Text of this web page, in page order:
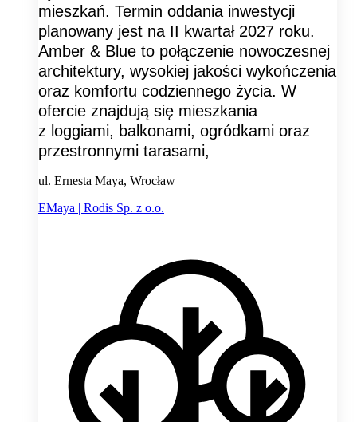
mieszkań. Termin oddania inwestycji
planowany jest na II kwartał 2027 roku.
Amber & Blue to połączenie nowoczesnej
architektury, wysokiej jakości wykończenia
oraz komfortu codziennego życia. W
ofercie znajdują się mieszkania
z loggiami, balkonami, ogródkami oraz
przestronnymi tarasami,
ul. Ernesta Maya, Wrocław
EMaya | Rodis Sp. z o.o.